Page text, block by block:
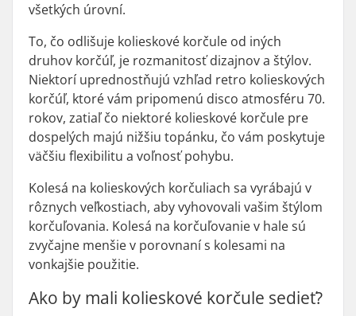
všetkých úrovní.
To, čo odlišuje kolieskové korčule od iných
druhov korčúľ, je rozmanitosť dizajnov a štýlov.
Niektorí uprednostňujú vzhľad retro kolieskových
korčúľ, ktoré vám pripomenú disco atmosféru 70.
rokov, zatiaľ čo niektoré kolieskové korčule pre
dospelých majú nižšiu topánku, čo vám poskytuje
väčšiu flexibilitu a voľnosť pohybu.
Kolesá na kolieskových korčuliach sa vyrábajú v
rôznych veľkostiach, aby vyhovovali vašim štýlom
korčuľovania. Kolesá na korčuľovanie v hale sú
zvyčajne menšie v porovnaní s kolesami na
vonkajšie použitie.
Ako by mali kolieskové korčule sedieť?